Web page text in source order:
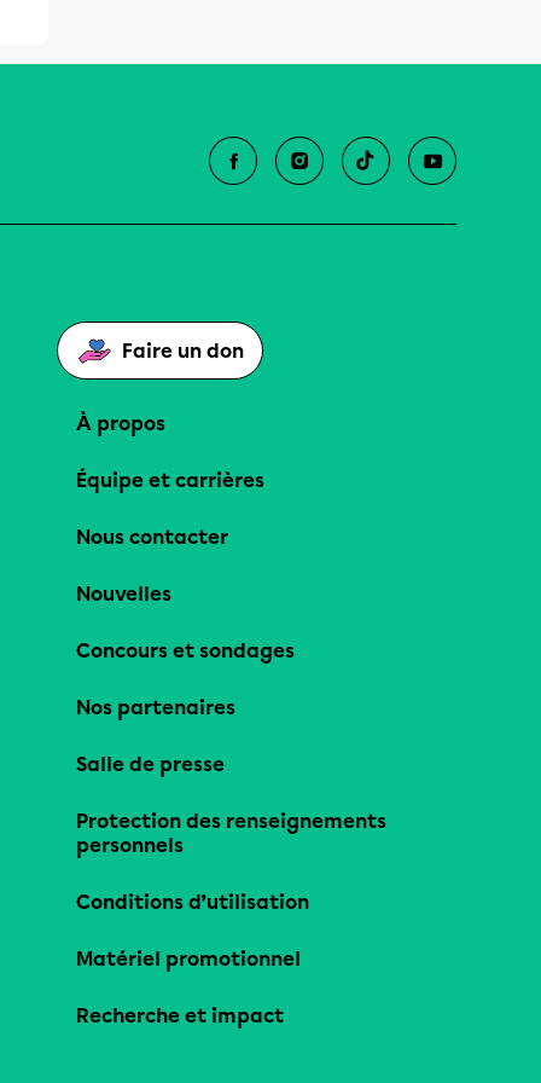
Faire un don
À propos
Équipe et carrières
Nous contacter
Nouvelles
Concours et sondages
Nos partenaires
Salle de presse
Protection des renseignements
personnels
Conditions d’utilisation
Matériel promotionnel
Recherche et impact